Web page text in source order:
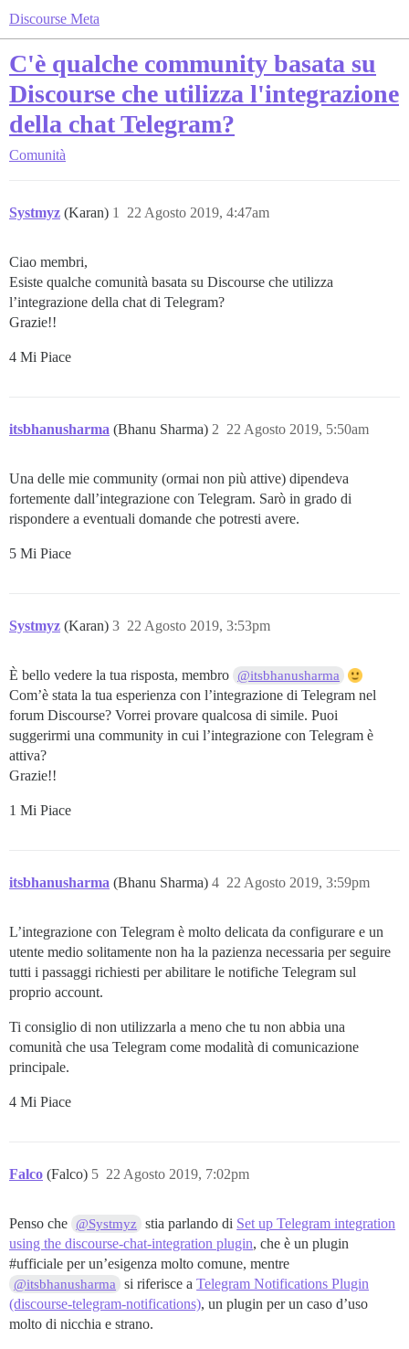
Discourse Meta
C'è qualche community basata su
Discourse che utilizza l'integrazione
della chat Telegram?
Comunità
Systmyz (Karan) 22 Agosto 2019, 4:47am
1
Ciao membri,
Esiste qualche comunità basata su Discourse che utilizza
l’integrazione della chat di Telegram?
Grazie!!
4 Mi Piace
itsbhanusharma (Bhanu Sharma) 22 Agosto 2019, 5:50am
2
Una delle mie community (ormai non più attive) dipendeva
fortemente dall’integrazione con Telegram. Sarò in grado di
rispondere a eventuali domande che potresti avere.
5 Mi Piace
Systmyz (Karan) 22 Agosto 2019, 3:53pm
3
È bello vedere la tua risposta, membro @itsbhanusharma
Com’è stata la tua esperienza con l’integrazione di Telegram nel
forum Discourse? Vorrei provare qualcosa di simile. Puoi
suggerirmi una community in cui l’integrazione con Telegram è
attiva?
Grazie!!
1 Mi Piace
itsbhanusharma (Bhanu Sharma) 22 Agosto 2019, 3:59pm
4
L’integrazione con Telegram è molto delicata da configurare e un
utente medio solitamente non ha la pazienza necessaria per seguire
tutti i passaggi richiesti per abilitare le notifiche Telegram sul
proprio account.
Ti consiglio di non utilizzarla a meno che tu non abbia una
comunità che usa Telegram come modalità di comunicazione
principale.
4 Mi Piace
Falco (Falco) 22 Agosto 2019, 7:02pm
5
Penso che @Systmyz stia parlando di Set up Telegram integration
using the discourse-chat-integration plugin, che è un plugin
#ufficiale per un’esigenza molto comune, mentre
@itsbhanusharma si riferisce aTelegram Notifications Plugin
(discourse-telegram-notifications), un plugin per un caso d’uso
molto di nicchia e strano.